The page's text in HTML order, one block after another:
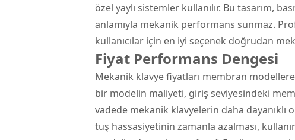
özel yaylı sistemler kullanılır. Bu tasarım,
anlamıyla mekanik performans sunmaz.
kullanıcılar için en iyi seçenek doğrudan
Fiyat Performans Dengesi
Mekanik klavye fiyatları membran
bir modelin maliyeti, giriş seviyesindeki
vadede mekanik klavyelerin daha dayanıklı
tuş hassasiyetinin zamanla azalması,